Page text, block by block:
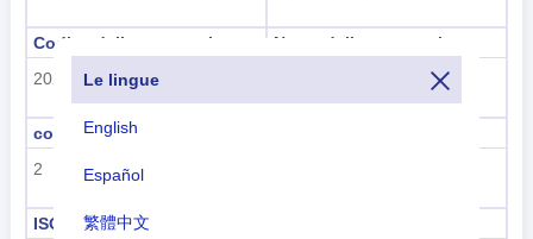
Le lingue
English
Español
繁體中文
Codice della sottoregione
202
Nome della sottoregione
codice regione
2
ISO 3166-1 numerico